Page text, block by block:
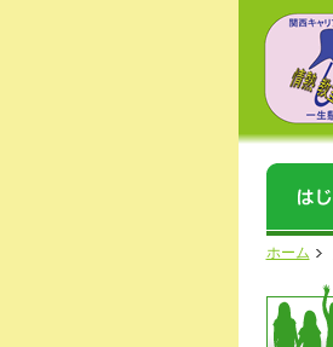
ホーム